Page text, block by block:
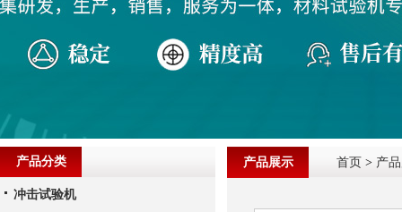
产品展示 首页 > 产
产品分类
冲击试验机